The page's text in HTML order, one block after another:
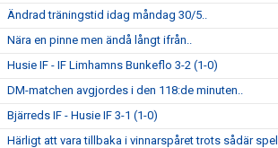
Ändrad träningstid idag måndag 30/5..
Nära en pinne men ändå långt ifrån..
Husie IF - IF Limhamns Bunkeflo 3-2 (1-0)
DM-matchen avgjordes i den 118:de minuten..
Bjärreds IF - Husie IF 3-1 (1-0)
Härligt att vara tillbaka i vinnarspåret trots sådär spel..